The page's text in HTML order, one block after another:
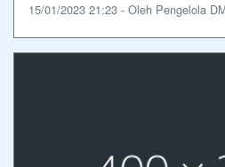
15/01/2023 21:23 - Oleh Pengelola